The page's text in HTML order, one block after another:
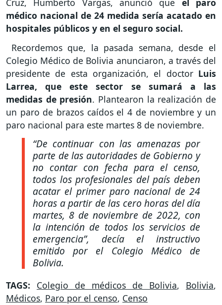
Cruz, Humberto Vargas, anunció que el paro
médico nacional de 24 medida sería acatado en
hospitales públicos y en el seguro social.
Recordemos que, la pasada semana, desde el
Colegio Médico de Bolivia anunciaron, a través del
presidente de esta organización, el doctor Luis
Larrea, que este sector se sumará a las
medidas de presión. Plantearon la realización de
un paro de brazos caídos el 4 de noviembre y un
paro nacional para este martes 8 de noviembre.
“De continuar con las amenazas por
parte de las autoridades de Gobierno y
no contar con fecha para el censo,
todos los profesionales del país deben
acatar el primer paro nacional de 24
horas a partir de las cero horas del día
martes, 8 de noviembre de 2022, con
la intención de todos los servicios de
emergencia”, decía el instructivo
emitido por el Colegio Médico de
Bolivia.
TAGS: Colegio de médicos de Bolivia, Bolivia,
Médicos, Paro por el censo, Censo